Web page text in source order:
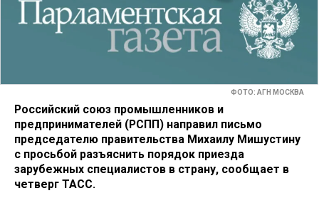
ФОТО: АГН МОСКВА
Российский союз промышленников и
предпринимателей (РСПП) направил письмо
председателю правительства Михаилу Мишустину
с просьбой разъяснить порядок приезда
зарубежных специалистов в страну, сообщает в
четверг ТАСС.